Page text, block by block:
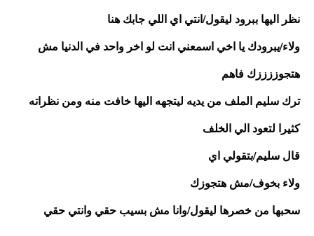
نظر اليها ببرود ليقول/انتي اي اللي جابك هنا
هتجوززززك فاهم
كثيرا لتعود الي الخلف
قال سليم/بتقولي اي
ولاء بخوف/مش هتجوزك
سحبها من خصرها ليقول/وانا مش بسيب حقي وانتي حقي